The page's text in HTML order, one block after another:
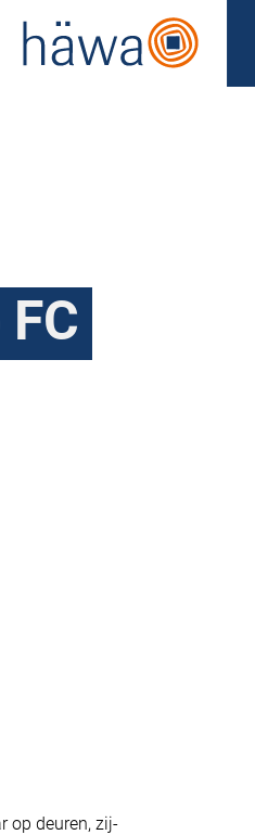
op deuren, zij-